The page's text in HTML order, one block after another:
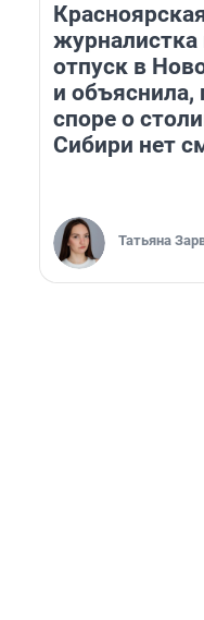
журналистка
отпуск в
и объяснила,
споре о
Сибири нет
Татьяна